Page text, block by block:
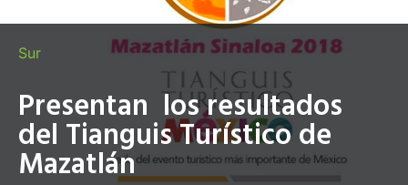
Sur
Presentan los resultados
del Tianguis Turístico de
Mazatlán